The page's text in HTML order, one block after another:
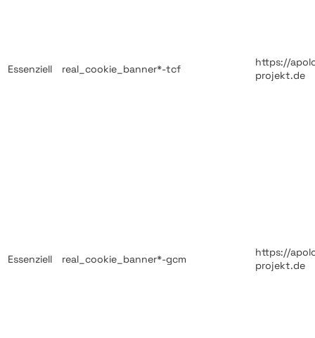
Essenziell real_cookie_banner*-tcf
https://
projekt.de
Essenziell real_cookie_banner*-gcm
https://
projekt.de